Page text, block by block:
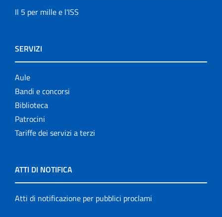
Il 5 per mille e l'ISS
SERVIZI
Aule
Bandi e concorsi
Biblioteca
Patrocini
Tariffe dei servizi a terzi
ATTI DI NOTIFICA
Atti di notificazione per pubblici proclami